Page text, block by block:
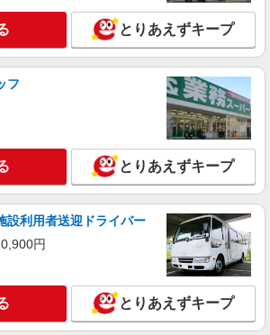
販売スタッフ【softbank】
時給1400円〜1450円（経験・能力による） ※
代支給 ★交通費別途支給（規定あり） ゜
・。○。・゜+゜・。○。・゜+゜ 入社祝い金10
(規定有) お友達を紹介頂くと, インセンテ
）★ ゜・。○。・゜+゜・。○。・゜+゜
詳細を見る
とりあえずキープ
フ
とりあえずキープ
設利用者送迎ドライバー
円
とりあえずキープ